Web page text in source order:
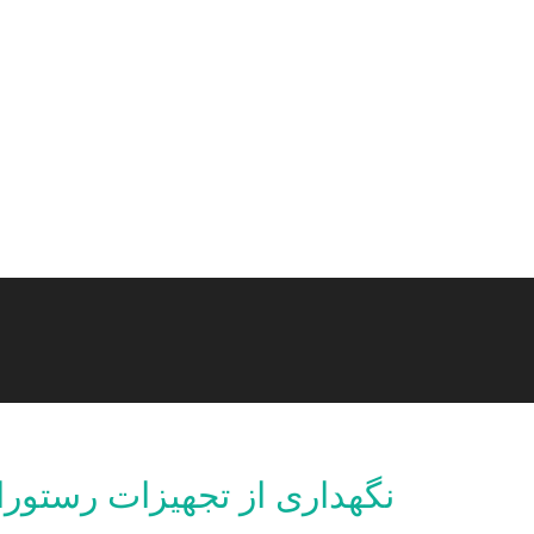
نگهداری از تجهیزات